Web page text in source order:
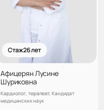
Стаж 26 лет
Афицерян Лусине
Шуриковна
Кардиолог, терапевт, Кандидат
медицинских наук